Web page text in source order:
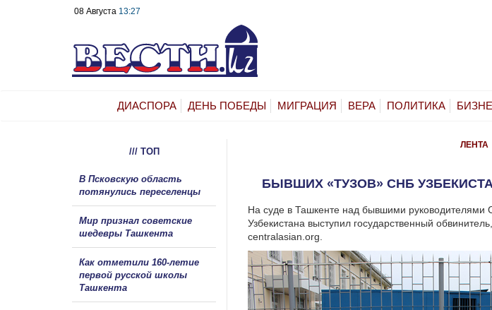
08 Августа 13:27
ДИАСПОРА ДЕНЬ ПОБЕДЫ МИГРАЦИЯ ВЕРА ПОЛИТИКА
ЛЕНТА
БЫВШИХ «ТУЗОВ» СНБ
На суде в Ташкенте над бывшими руководителями
Узбекистана выступил государственный
centralasian.org.
/// ТОП
В Псковскую область
потянулись переселенцы
Мир признал советские
шедевры Ташкента
Как отметили 160-летие
первой русской школы
Ташкента